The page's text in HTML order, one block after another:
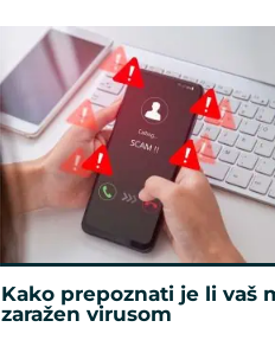
Kako prepoznati je li vaš
zaražen virusom